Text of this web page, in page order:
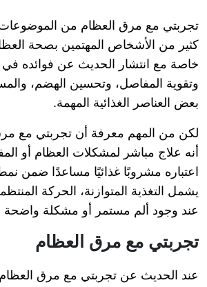
تجربتي مع مرق العظام من الموضوعات
كثير من الأشخاص المهتمين بصحة
خاصة مع انتشار الحديث عن فوائده
وتقوية المفاصل، وتحسين الهضم،
بعض العناصر الغذائية المهمة.
لكن من المهم معرفة أن تجربتي مع
أنه علاج مباشر لمشكلات العظام أو
اعتباره مشروبًا غذائيًا مساعدًا ضمن
يشمل التغذية المتوازنة، الحركة
عند وجود ألم مستمر أو مشكلة
تجربتي مع مرق العظام
عند الحديث عن تجربتي مع مرق